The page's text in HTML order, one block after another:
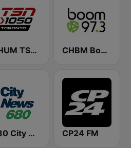
CHUM TSN 1050 AM CHBM Boom 97.3 FM
680 City News CP24 FM